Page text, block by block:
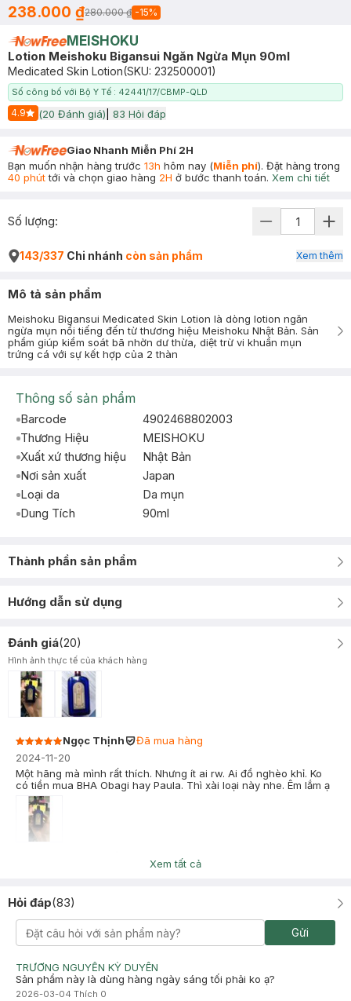
238.000 ₫280.000 ₫ -15%
MEISHOKU
Lotion Meishoku Bigansui Ngăn Ngừa Mụn 90ml
Medicated Skin Lotion(SKU: 232500001)
Số công bố với Bộ Y Tế : 42441/17/CBMP-QLD
4.9
Start Icon
(20 Đánh giá) 83 Hỏi đáp
Giao Nhanh Miễn Phí 2H
Bạn muốn nhận hàng trước 13h hôm nay (Miễn phí). Đặt hàng trong
40 phúttới và chọn giao hàng 2H ở bước thanh toán. Xem chi tiết
Số lượng:
143/337 Chi nhánh còn sản phẩm Xem thêm
Mô tả sản phẩm
Meishoku Bigansui Medicated Skin Lotion là dòng lotion ngăn
ngừa mụn nổi tiếng đến từ thương hiệu Meishoku Nhật Bản. Sản
phẩm giúp kiểm soát bã nhờn dư thừa, diệt trừ vi khuẩn mụn
trứng cá với sự kết hợp của 2 thàn
Thông số sản phẩm
Barcode
4902468802003
Thương Hiệu
MEISHOKU
Xuất xứ thương hiệu
Nhật Bản
Nơi sản xuất
Japan
Loại da
Da mụn
Dung Tích
90ml
Thành phần sản phẩm
Hướng dẫn sử dụng
Đánh giá(20)
Hình ảnh thực tế của khách hàng
Ngọc Thịnh
Đã mua hàng
2024-11-20
Một hãng mà mình rất thích. Nhưng ít ai rw. Ai đổ nghèo khỉ. Ko
có tiền mua BHA Obagi hay Paula. Thì xài loại này nhe. Êm lắm ạ
Đã mua hàng
đẩy mụn ẩn. có tác dụng tốt trên da mình. vẫn cho 5 sao
Xem tất cả
Hỏi đáp(83)
Gửi
TRƯƠNG NGUYỄN KỲ DUYÊN
Sản phẩm này là dùng hàng ngày sáng tối phải ko ạ?
2026-03-04 Thích 0